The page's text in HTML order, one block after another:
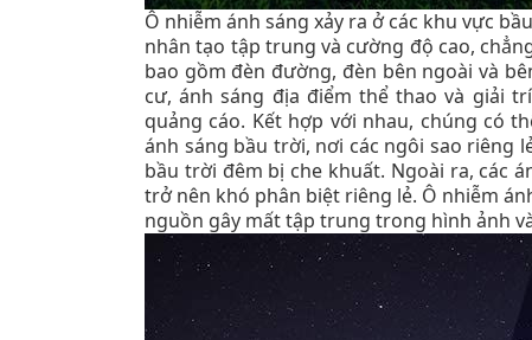
Ô nhiễm ánh sáng xảy ra ở các khu vực
nhân tạo tập trung và cường độ cao,
bao gồm đèn đường, đèn bên ngoài và
cư, ánh sáng địa điểm thể thao và giải
quảng cáo. Kết hợp với nhau, chúng có
ánh sáng bầu trời, nơi các ngôi sao riêng
bầu trời đêm bị che khuất. Ngoài ra, các
trở nên khó phân biệt riêng lẻ. Ô nhiễm
nguồn gây mất tập trung trong hình ảnh